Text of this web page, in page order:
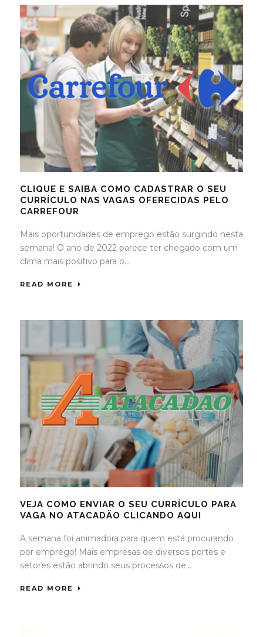
CLIQUE E SAIBA COMO CADASTRAR O SEU
CURRÍCULO NAS VAGAS OFERECIDAS PELO
CARREFOUR
Mais oportunidades de emprego estão surgindo nesta
semana! O ano de 2022 parece ter chegado com um
clima mais positivo para o...
READ MORE
VEJA COMO ENVIAR O SEU CURRÍCULO PARA
VAGA NO ATACADÃO CLICANDO AQUI
A semana foi animadora para quem está procurando
por emprego! Mais empresas de diversos portes e
setores estão abrindo seus processos de...
READ MORE